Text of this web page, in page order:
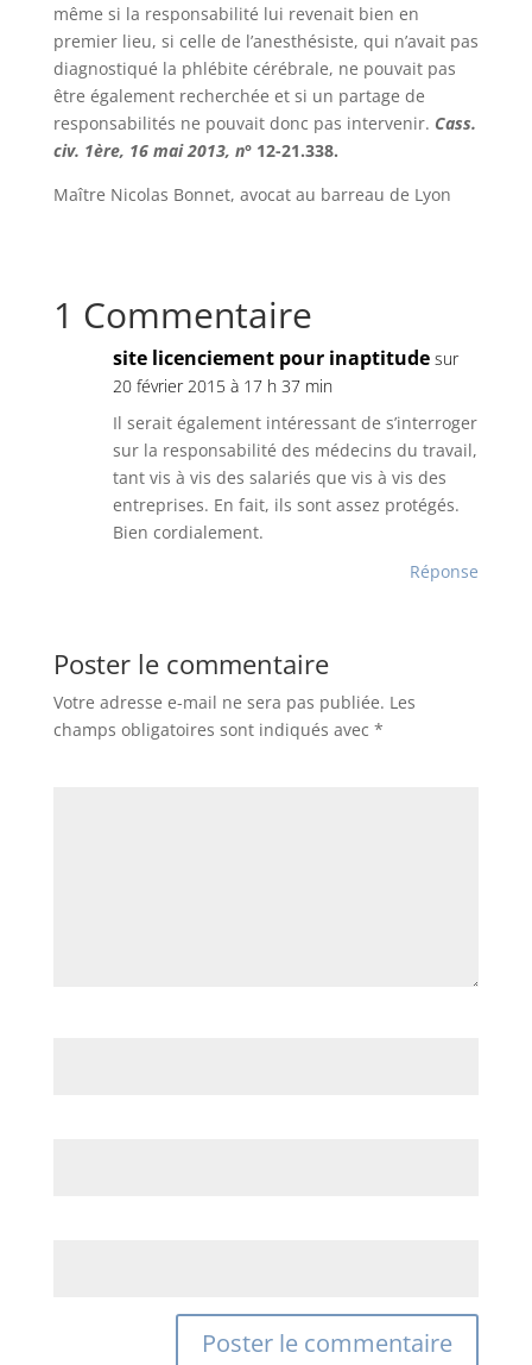
même si la responsabilité lui revenait bien en
premier lieu, si celle de l’anesthésiste, qui n’avait pas
diagnostiqué la phlébite cérébrale, ne pouvait pas
être également recherchée et si un partage de
responsabilités ne pouvait donc pas intervenir. Cass.
civ. 1ère, 16 mai 2013, n°12-21.338.
Maître Nicolas Bonnet, avocat au barreau de Lyon
1 Commentaire
site licenciement pour inaptitude sur
20 février 2015 à 17 h 37 min
Il serait également intéressant de s’interroger
sur la responsabilité des médecins du travail,
tant vis à vis des salariés que vis à vis des
entreprises. En fait, ils sont assez protégés.
Bien cordialement.
Réponse
Poster le commentaire
Votre adresse e-mail ne sera pas publiée. Les
champs obligatoires sont indiqués avec *